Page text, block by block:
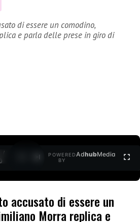
di essere un comodino,
e parla delle prese in giro di
/
POWERED
BY
AdhubMedia
accusato di essere un
Morra replica e